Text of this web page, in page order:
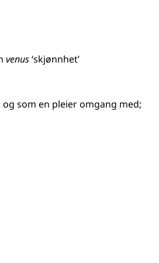
venus‘skjønnhet’
som en pleier omgang med;